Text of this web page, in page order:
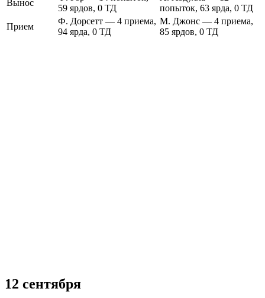
Вынос
59 ярдов, 0 ТД
попыток, 63 ярда, 0 ТД
Прием
Ф. Дорсетт — 4 приема,
94 ярда, 0 ТД
М. Джонс — 4 приема,
85 ярдов, 0 ТД
12 сентября